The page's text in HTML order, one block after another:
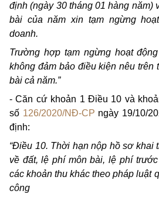
định (ngày 30 tháng 01 hàng năm)
bài của năm xin tạm ngừng
doanh.
Trường hợp tạm ngừng hoạt
không đảm bảo điều kiện nêu trên
bài cả năm.”
- Căn cứ khoản 1 Điều 10 và
số 126/2020/NĐ-CP ngày 19/10/
định:
“Điều 10. Thời hạn nộp hồ sơ khai
về đất, lệ phí môn bài, lệ phí
các khoản thu khác theo pháp luật
công